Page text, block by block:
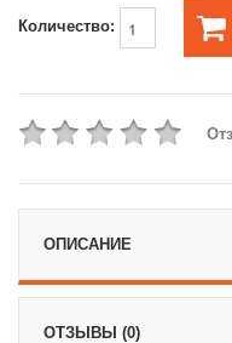
Количество:
ОПИСАНИЕ
ОТЗЫВЫ (0)